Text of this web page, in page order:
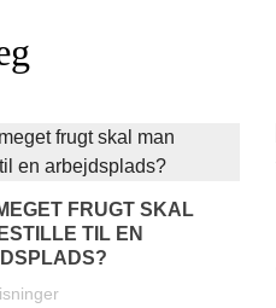
FRUGT SKAL
TIL EN